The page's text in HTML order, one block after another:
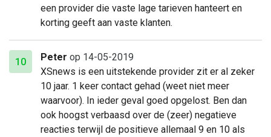
een provider die vaste lage tarieven hanteert en
korting geeft aan vaste klanten.
10 Peter op 14-05-2019
XSnews is een uitstekende provider zit er al zeker
10 jaar. 1 keer contact gehad (weet niet meer
waarvoor). In ieder geval goed opgelost. Ben dan
ook hoogst verbaasd over de (zeer) negatieve
reacties terwijl de positieve allemaal 9 en 10 als